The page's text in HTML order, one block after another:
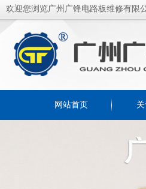
欢迎您浏览广州广锋电路板维修有限
网站首页
技